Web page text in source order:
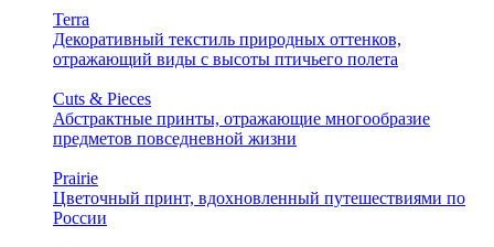
Terra
Декоративный текстиль природных оттенков,
отражающий виды с высоты птичьего полета
Cuts & Pieces
Абстрактные принты, отражающие многообразие
предметов повседневной жизни
Prairie
Цветочный принт, вдохновленный путешествиями по
России